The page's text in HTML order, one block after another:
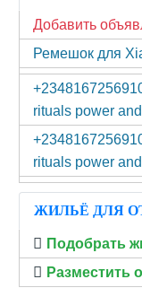
Добавить
Ремешок для
rituals power
rituals power
ЖИЛЬЁ ДЛЯ
Подобрать
Разместить